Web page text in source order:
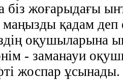
біз жоғарыдағы
қадам деп
оқушыларына
- заманауи
жоспар ұсынады.